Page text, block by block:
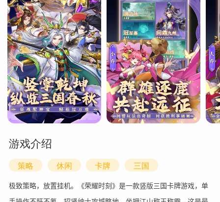
游戏介绍
策略 休闲 卡牌 三国
极致策略，放置挂机。《荣耀时刻》是一款竖版三国卡牌游戏，单